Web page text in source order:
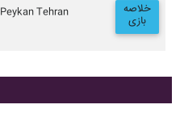
Peykan Tehran خلاصه
بازی